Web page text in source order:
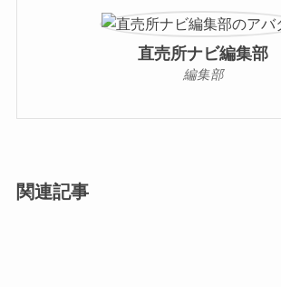
直売所ナビ編集部
編集部
関連記事